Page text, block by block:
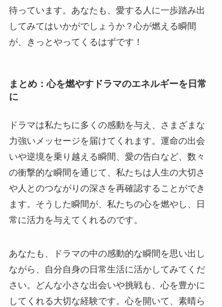
待っています。あなたも、愛する人に一歩踏み出
してみてはいかがでしょうか？心が燃える瞬間
が、きっとやってくるはずです！
まとめ：心を燃やすドラマのエネルギーを日常
に
ドラマは私たちに多くの感動を与え、さまざまな
力強いメッセージを届けてくれます。運命の出会
いや逆境を乗り越える瞬間、愛の告白など、数々
の衝撃的な瞬間を通じて、私たちは人生の大切さ
や人とのつながりの深さを再確認することができ
ます。そうした瞬間が、私たちの心を燃やし、日
常に活力を与えてくれるのです。
あなたも、ドラマの中の感動的な瞬間を思い出し
ながら、自分自身の日常生活に活かしてみてくだ
さい。どんな小さな出会いや挑戦も、心を豊かに
してくれる大切な経験です。心を開いて、素晴ら